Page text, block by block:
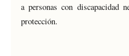
a personas con discapacidad
protección.